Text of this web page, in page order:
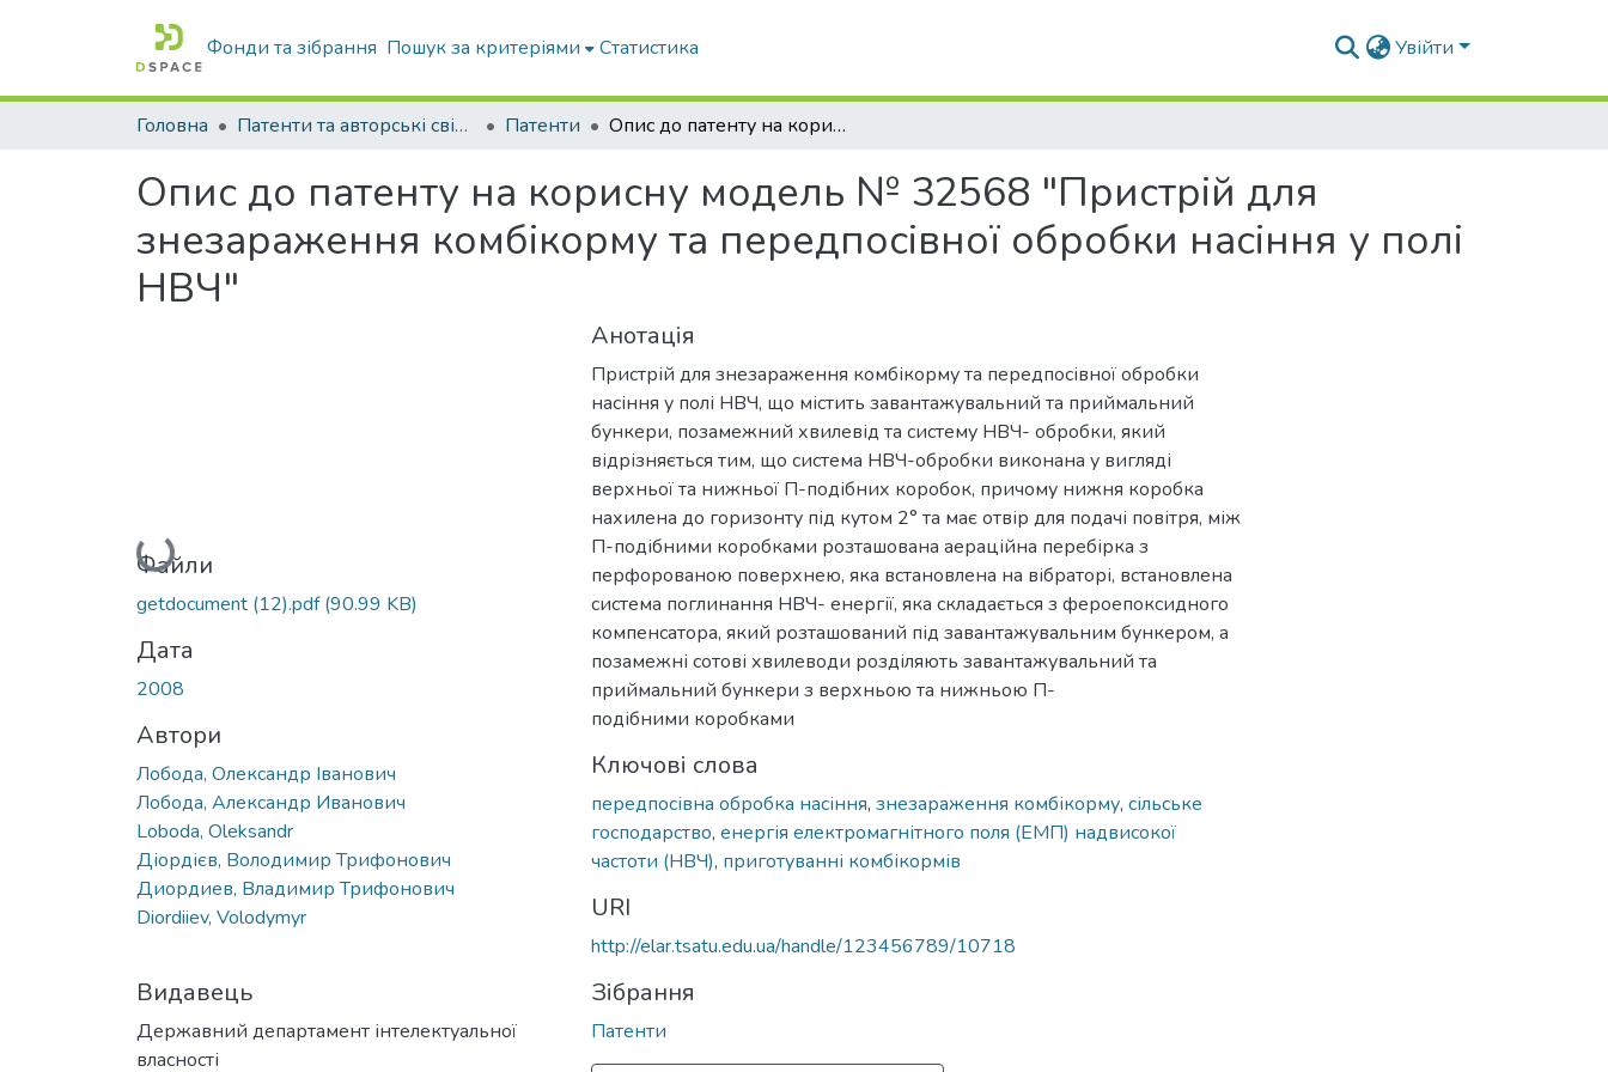
Фонди та зібрання Пошук за критеріями Статистика Увійти
Головна Патенти та авторські свідоцтва Патенти Опис до патенту на корисну модель № 32568 "Пристрій для знезараження комбікорму та передпосівної обробки насіння у полі НВЧ"
Опис до патенту на корисну модель № 32568 "Пристрій для
знезараження комбікорму та передпосівної обробки насіння у полі
НВЧ"
Вантажиться...
Файли
getdocument (12).pdf(90.99 KB)
Дата
2008
Автори
Лобода, Олександр Іванович
Лобода, Александр Иванович
Loboda, Oleksandr
Діордієв, Володимир Трифонович
Диордиев, Владимир Трифонович
Diordiiev, Volodymyr
Видавець
Державний департамент інтелектуальної
власності
Анотація
Пристрій для знезараження комбікорму та передпосівної обробки
насіння у полі НВЧ, що містить завантажувальний та приймальний
бункери, позамежний хвилевід та систему НВЧ- обробки, який
відрізняється тим, що система НВЧ-обробки виконана у вигляді
верхньої та нижньої П-подібних коробок, причому нижня коробка
нахилена до горизонту під кутом 2° та має отвір для подачі повітря, між
П-подібними коробками розташована аераційна перебірка з
перфорованою поверхнею, яка встановлена на вібраторі, встановлена
система поглинання НВЧ- енергії, яка складається з фероепоксидного
компенсатора, який розташований під завантажувальним бункером, а
позамежні сотові хвилеводи розділяють завантажувальний та
приймальний бункери з верхньою та нижньою П-
подібними коробками
Ключові слова
передпосівна обробка насіння, знезараження комбікорму, сільське
господарство, енергія електромагнітного поля (ЕМП) надвисокої
частоти (НВЧ), приготуванні комбікормів
URI
http://elar.tsatu.edu.ua/handle/123456789/10718
Зібрання
Патенти